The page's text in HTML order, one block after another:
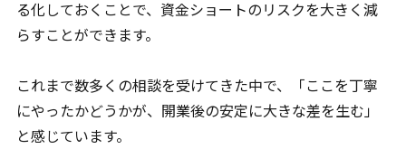
る化しておくことで、資金ショートのリスクを大きく減
らすことができます。
これまで数多くの相談を受けてきた中で、「ここを丁寧
にやったかどうかが、開業後の安定に大きな差を生む」
と感じています。